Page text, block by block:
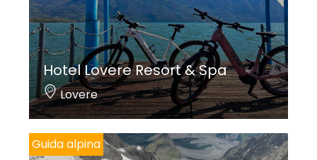
Hotel Lovere Resort & Spa
Lovere
Guida alpina